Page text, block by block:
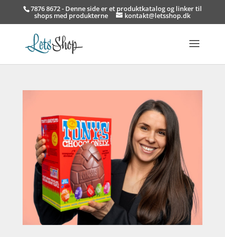
7876 8672 - Denne side er et produktkatalog og linker til
shops med produkterne kontakt@letsshop.dk